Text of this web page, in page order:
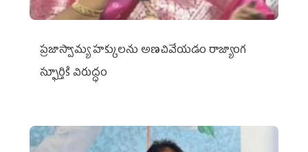
ప్రజాస్వామ్య హక్కులను అణచివేయడం రాజ్యాంగ
స్ఫూర్తికి విరుద్ధం